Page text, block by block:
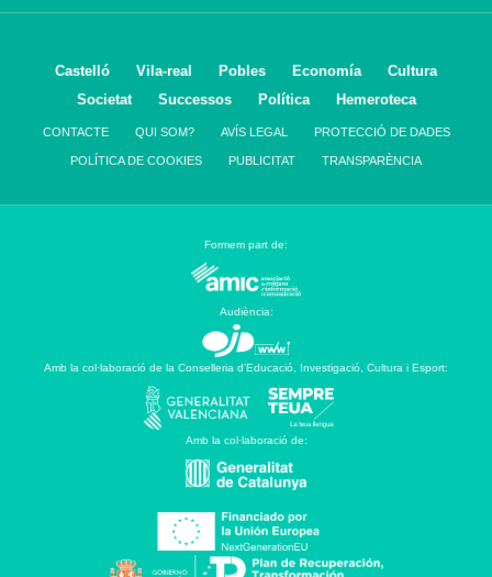
Castelló Vila-real Pobles Economía
Cultura
Societat
Successos Política Hemeroteca
CONTACTE QUI SOM? AVÍS LEGAL PROTECCIÓ DE DADES
POLÍTICA DE COOKIES PUBLICITAT TRANSPARÈNCIA
Formem part de:
Audiència:
Amb la col·laboració de la Conselleria d’Educació, Investigació, Cultura i Esport:
Amb la col·laboració de: